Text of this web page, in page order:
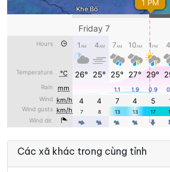
Các xã khác trong cùng tỉnh